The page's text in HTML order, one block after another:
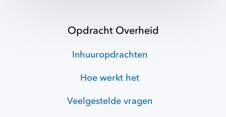
Opdracht Overheid
Inhuuropdrachten
Hoe werkt het
Veelgestelde vragen